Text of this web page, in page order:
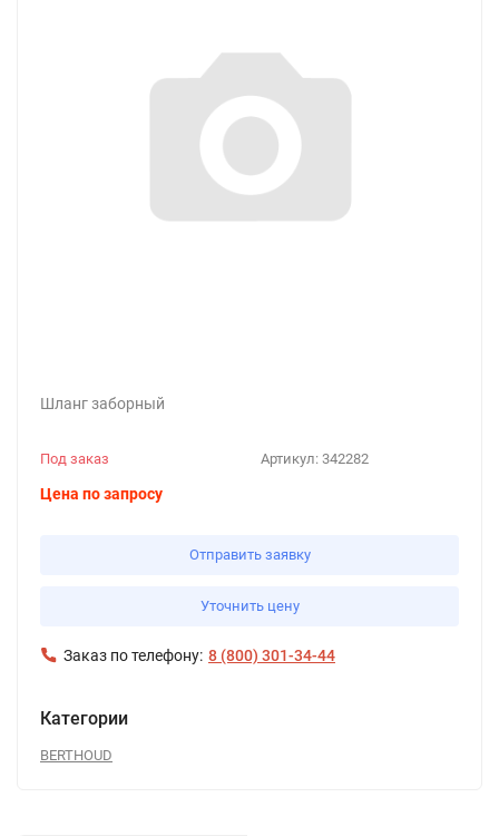
Шланг заборный
Артикул: 342282
Под заказ
Цена по запросу
Отправить заявку
Уточнить цену
Заказ по телефону: 8 (800) 301-34-44
Категории
BERTHOUD